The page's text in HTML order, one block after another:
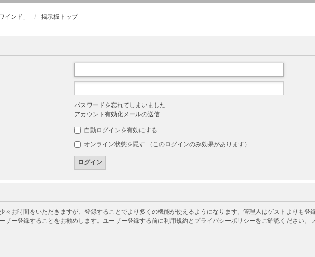
インド」 掲示板トップ
パスワードを忘れてしまいました
アカウント有効化メールの送信
自動ログインを有効にする
オンライン状態を隠す （このログインのみ効果があります）
々お時間をいただきますが、登録することでより多くの機能が使えるようになります。管理人はゲストよりも
ザー登録することをお勧めします。ユーザー登録する前に利用規約とプライバシーポリシーをご確認ください。